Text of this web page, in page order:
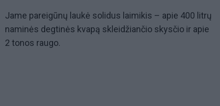
Jame pareigūnų laukė solidus laimikis – apie 400 litrų
naminės degtinės kvapą skleidžiančio skysčio ir apie
2 tonos raugo.